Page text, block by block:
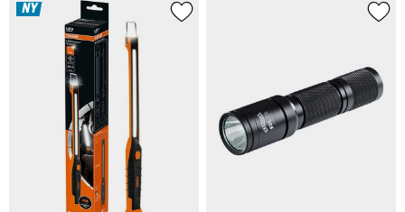
NY